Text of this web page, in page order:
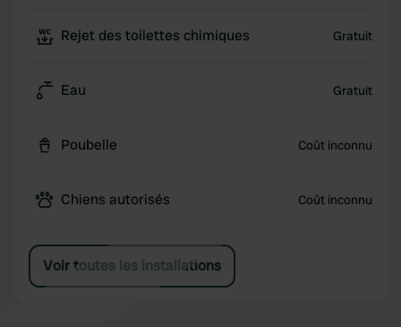
Rejet des toilettes chimiques Gratuit
Eau Gratuit
Poubelle Coût inconnu
Chiens autorisés Coût inconnu
Voir toutes les installations